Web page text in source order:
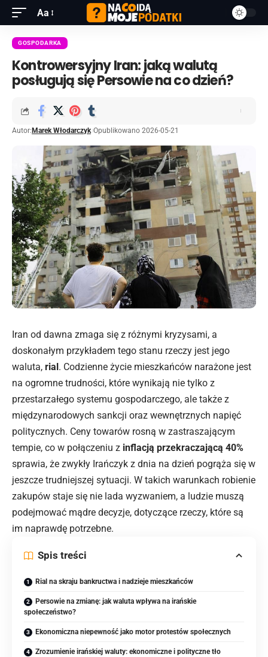
Aa
GOSPODARKA
Kontrowersyjny Iran: jaką walutą
posługują się Persowie na co dzień?
Autor: Marek Włodarczyk Opublikowano 2026-05-21
Iran od dawna zmaga się z różnymi kryzysami, a
doskonałym przykładem tego stanu rzeczy jest jego
waluta, rial. Codzienne życie mieszkańców narażone jest
na ogromne trudności, które wynikają nie tylko z
przestarzałego systemu gospodarczego, ale także z
międzynarodowych sankcji oraz wewnętrznych napięć
politycznych. Ceny towarów rosną w zastraszającym
tempie, co w połączeniu z inflacją przekraczającą 40%
sprawia, że zwykły Irańczyk z dnia na dzień pogrąża się w
jeszcze trudniejszej sytuacji. W takich warunkach robienie
zakupów staje się nie lada wyzwaniem, a ludzie muszą
podejmować mądre decyzje, dotyczące rzeczy, które są
im naprawdę potrzebne.
Spis treści
Rial na skraju bankructwa i nadzieje mieszkańców
Persowie na zmianę: jak waluta wpływa na irańskie
społeczeństwo?
Ekonomiczna niepewność jako motor protestów społecznych
Zrozumienie irańskiej waluty: ekonomiczne i polityczne tło